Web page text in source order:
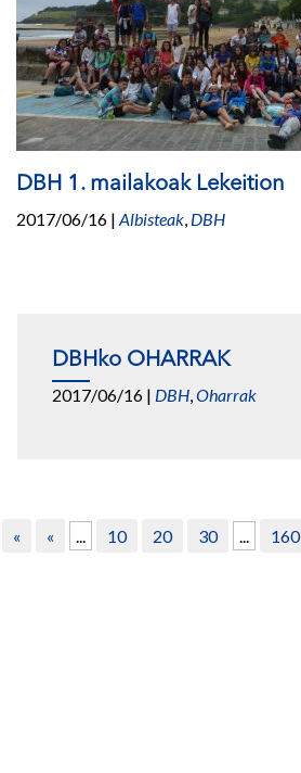
DBH 1. mailakoak Lekeition
2017/06/16 | Albisteak, DBH
DBHko OHARRAK
2017/06/16 | DBH,Oharrak
« « ... 10 20 30 ... 160